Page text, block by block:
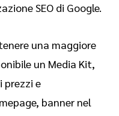
SEO di Google.
una maggiore
un Media Kit,
prezzi e
banner nel